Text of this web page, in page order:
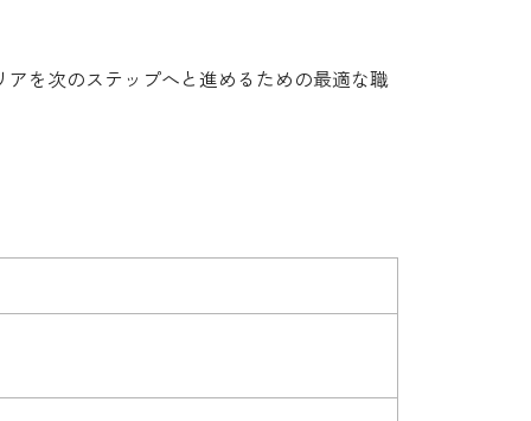
を次のステップへと進めるための最適な職